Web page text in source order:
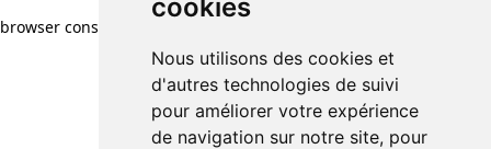
cookies
Nous utilisons des cookies et
d'autres technologies de suivi
pour améliorer votre expérience
de navigation sur notre site, pour
browser console for more information)